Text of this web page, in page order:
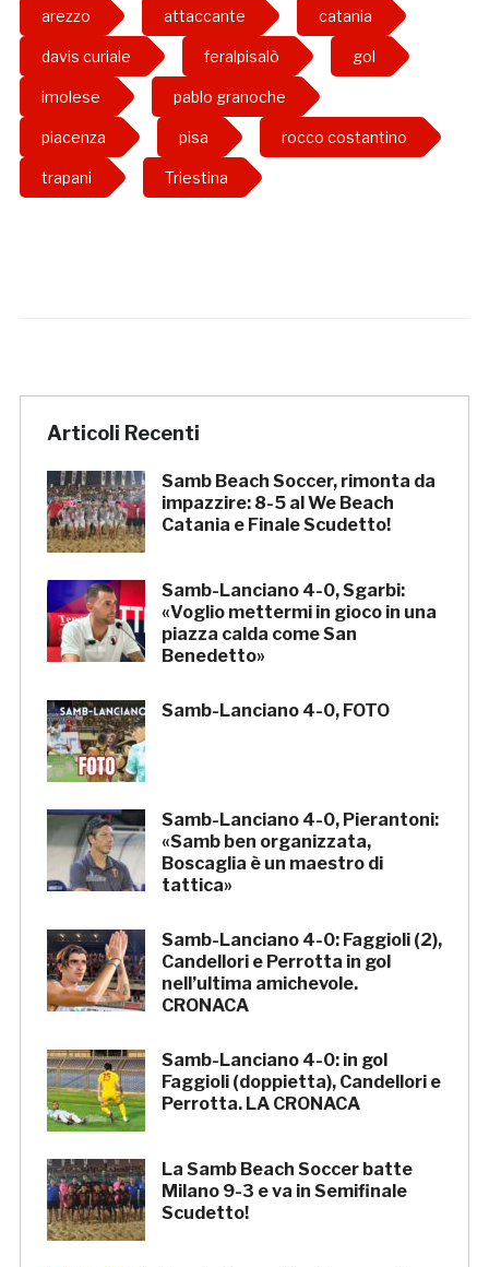
arezzo attaccante catania
davis curiale feralpisalò gol
imolese pablo granoche
piacenza pisa rocco costantino
trapani Triestina
Articoli Recenti
Samb Beach Soccer, rimonta da
impazzire: 8-5 al We Beach
Catania e Finale Scudetto!
Samb-Lanciano 4-0, Sgarbi:
«Voglio mettermi in gioco in una
piazza calda come San
Benedetto»
Samb-Lanciano 4-0, FOTO
Samb-Lanciano 4-0, Pierantoni:
«Samb ben organizzata,
Boscaglia è un maestro di
tattica»
Samb-Lanciano 4-0: Faggioli (2),
Candellori e Perrotta in gol
nell’ultima amichevole.
CRONACA
Samb-Lanciano 4-0: in gol
Faggioli (doppietta), Candellori e
Perrotta. LA CRONACA
La Samb Beach Soccer batte
Milano 9-3 e va in Semifinale
Scudetto!